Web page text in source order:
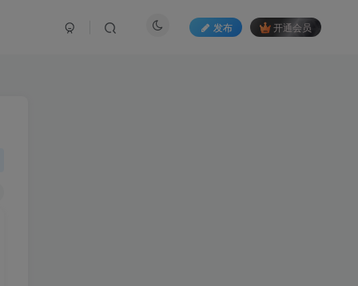
发布 开通会员